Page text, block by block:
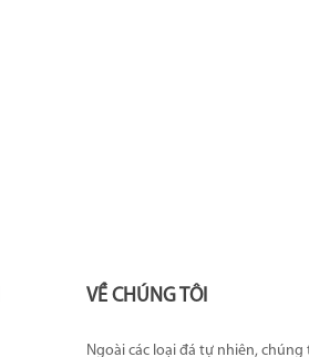
VỀ CHÚNG TÔI
Ngoài các loại đá tự nhiên,